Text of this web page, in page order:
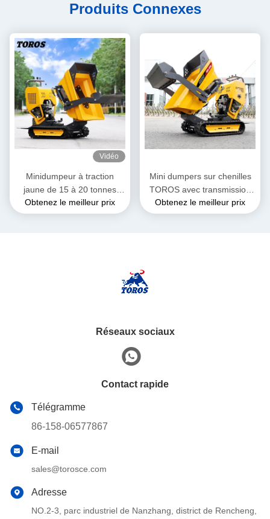
Produits Connexes
Vidéo
Minidumpeur à traction
jaune de 15 à 20 tonnes
avec freinage
aérien/hydraulique
Obtenez le meilleur prix
Mini dumpers sur chenilles
TOROS avec transmission
manuelle/automatique
Obtenez le meilleur prix
Réseaux sociaux
Contact rapide
Télégramme
86-158-06577867
E-mail
sales@torosce.com
Adresse
NO.2-3, parc industriel de Nanzhang, district de Rencheng,